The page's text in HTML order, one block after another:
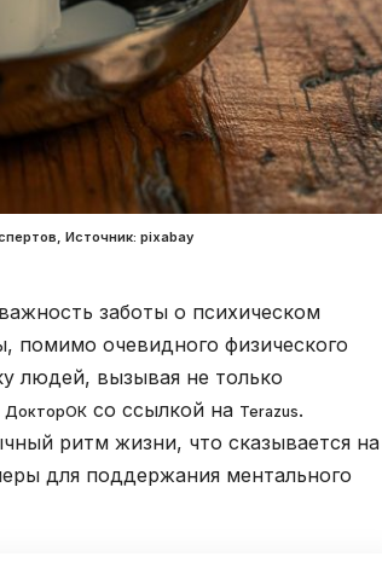
Источник: pixabay
заботы о психическом
помимо очевидного физического
людей, вызывая не только
ДокторОК со ссылкой на Terazus.
ритм жизни, что сказывается на
для поддержания ментального